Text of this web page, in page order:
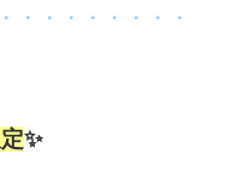
・・・・・・・・
✨